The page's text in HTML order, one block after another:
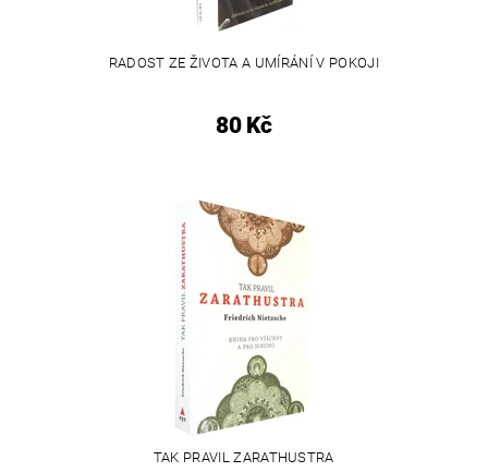
RADOST ZE ŽIVOTA A UMÍRÁNÍ V POKOJI
80 Kč
TAK PRAVIL ZARATHUSTRA